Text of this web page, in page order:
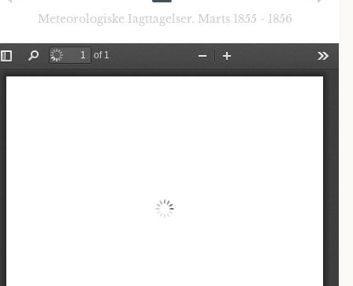
Meteorologiske Iagttagelser. Marts 1855 - 1856